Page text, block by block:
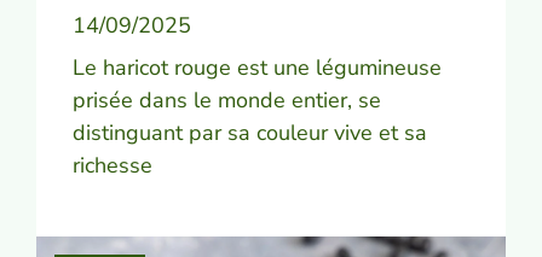
14/09/2025
Le haricot rouge est une légumineuse
prisée dans le monde entier, se
distinguant par sa couleur vive et sa
richesse